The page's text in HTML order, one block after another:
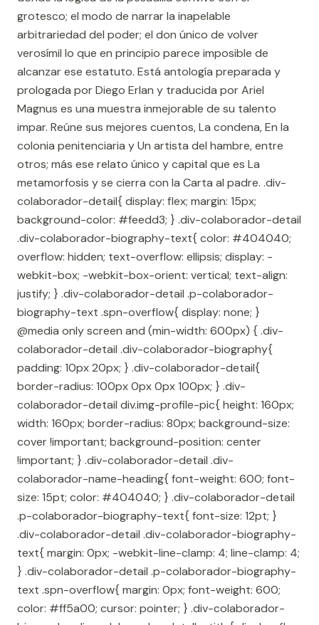
grotesco; el modo de narrar la inapelable
arbitrariedad del poder; el don único de volver
verosímil lo que en principio parece imposible de
alcanzar ese estatuto. Está antología preparada y
prologada por Diego Erlan y traducida por Ariel
Magnus es una muestra inmejorable de su talento
impar. Reúne sus mejores cuentos, La condena, En la
colonia penitenciaria y Un artista del hambre, entre
otros; más ese relato único y capital que es La
metamorfosis y se cierra con la Carta al padre. .div-
colaborador-detail{ display: flex; margin: 15px;
background-color: #feedd3; } .div-colaborador-detail
.div-colaborador-biography-text{ color: #404040;
overflow: hidden; text-overflow: ellipsis; display: -
webkit-box; -webkit-box-orient: vertical; text-align:
justify; } .div-colaborador-detail .p-colaborador-
biography-text .spn-overflow{ display: none; }
@media only screen and (min-width: 600px) { .div-
colaborador-detail .div-colaborador-biography{
padding: 10px 20px; } .div-colaborador-detail{
border-radius: 100px 0px 0px 100px; } .div-
colaborador-detail div.img-profile-pic{ height: 160px;
width: 160px; border-radius: 80px; background-size:
cover !important; background-position: center
!important; } .div-colaborador-detail .div-
colaborador-name-heading{ font-weight: 600; font-
size: 15pt; color: #404040; } .div-colaborador-detail
.p-colaborador-biography-text{ font-size: 12pt; }
.div-colaborador-detail .div-colaborador-biography-
text{ margin: 0px; -webkit-line-clamp: 4; line-clamp: 4;
} .div-colaborador-detail .p-colaborador-biography-
text .spn-overflow{ margin: 0px; font-weight: 600;
color: #ff5a00; cursor: pointer; } .div-colaborador-